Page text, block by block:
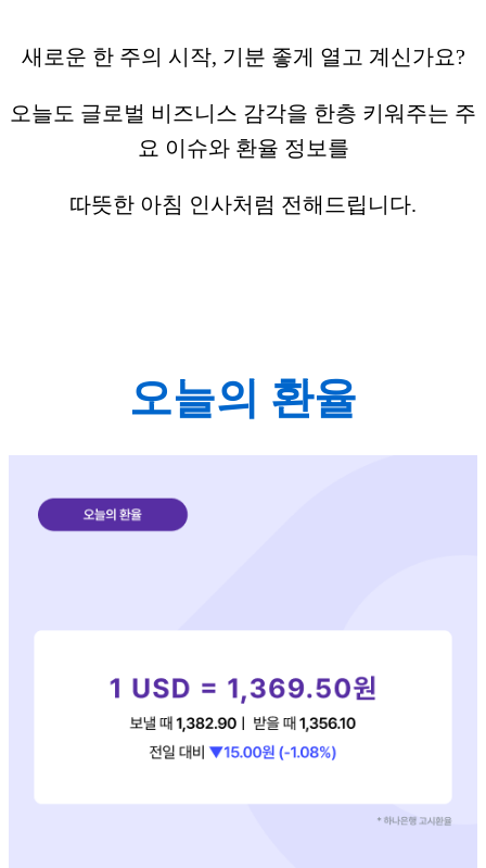
새로운 한 주의 시작, 기분 좋게 열고 계신가요?
오늘도 글로벌 비즈니스 감각을 한층 키워주는 주
요 이슈와 환율 정보를
따뜻한 아침 인사처럼 전해드립니다.
오늘의 환율​